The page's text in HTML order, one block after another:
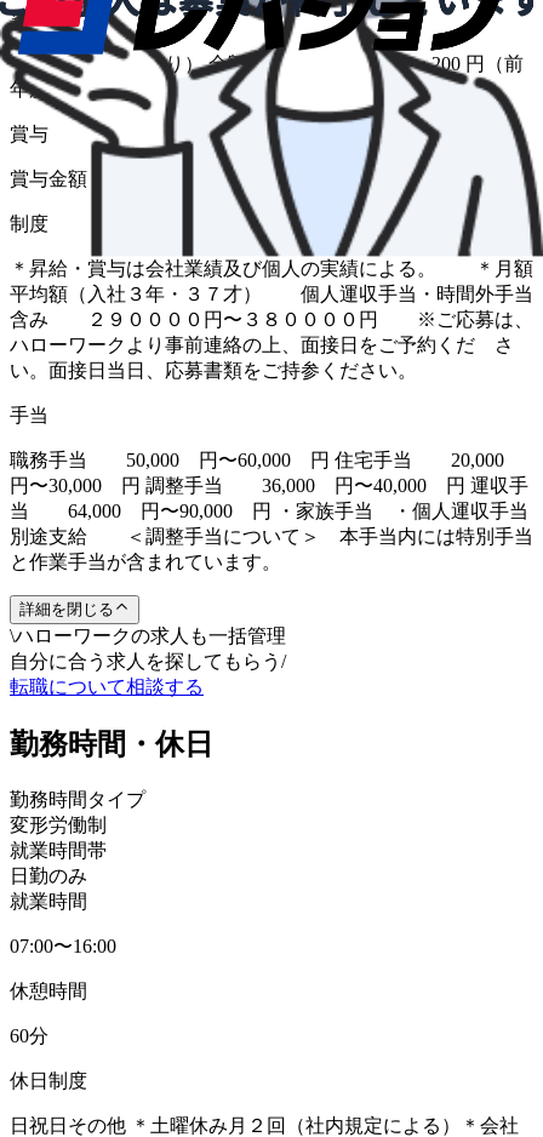
昇給
（前年度実績 あり） 金額 1月あたり 50 円 〜 200 円（前
年度実績）
賞与
賞与金額 400,000 円 〜 600,000 円（前年度実績）
制度
＊昇給・賞与は会社業績及び個人の実績による。 ＊月額
平均額（入社３年・３７才） 個人運収手当・時間外手当
含み ２９００００円〜３８００００円 ※ご応募は、
ハローワークより事前連絡の上、面接日をご予約くだ さ
い。面接日当日、応募書類をご持参ください。
手当
職務手当 50,000 円〜60,000 円 住宅手当 20,000
円〜30,000 円 調整手当 36,000 円〜40,000 円 運収手
当 64,000 円〜90,000 円 ・家族手当 ・個人運収手当
別途支給 ＜調整手当について＞ 本手当内には特別手当
と作業手当が含まれています。
詳細を閉じる
\ハローワークの求人も一括管理
自分に合う求人を探してもらう /
転職について相談する
勤務時間・休日
勤務時間タイプ
変形労働制
就業時間帯
日勤のみ
就業時間
07:00〜16:00
休憩時間
60分
休日制度
日祝日その他 ＊土曜休み月２回（社内規定による）＊会社